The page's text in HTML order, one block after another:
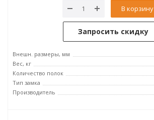
В корзину
Запросить скидку
Внешн. размеры, мм
Вес, кг
Количество полок
Тип замка
Производитель